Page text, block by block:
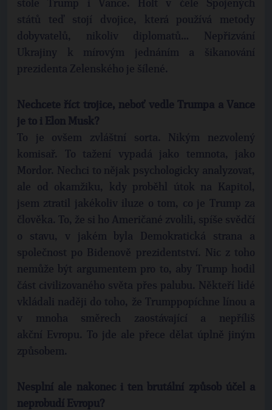
stole Trump i Vance. Holt v čele Spojených
států teď stojí dvojice, která používá metody
dobyvatelů, nikoliv diplomatů… Nepřizvání
Ukrajiny k mírovým jednáním a šikanování
prezidenta Zelenského je šílené.
Nechcete říct trojice, neboť vedle Trumpa a Vance
je to i Elon Musk?
To je ovšem zvláštní sorta. Nikým nezvolený
komisař. To tažení vypadá jako temnota, jako
Mordor. Nechci to nějak psychologicky analyzovat,
ale od okamžiku, kdy proběhl útok na Kapitol,
jsem ztratil jakékoliv iluze o tom, co je Trump za
člověka. To, že si ho Američané zvolili, spíše svědčí
o stavu, v jakém byla Demokratická strana a
společnost po Bidenově prezidentství. Nic z toho
nemůže být argumentem pro to, aby Trump hodil
část civilizovaného světa přes palubu. Někteří lidé
vkládali naději do toho, že Trumppopíchne línou a
v mnoha směrech zaostávající a nepříliš
akční Evropu. To jde ale přece dělat úplně jiným
způsobem.
Nesplní ale nakonec i ten brutální způsob účel a
neprobudí Evropu?